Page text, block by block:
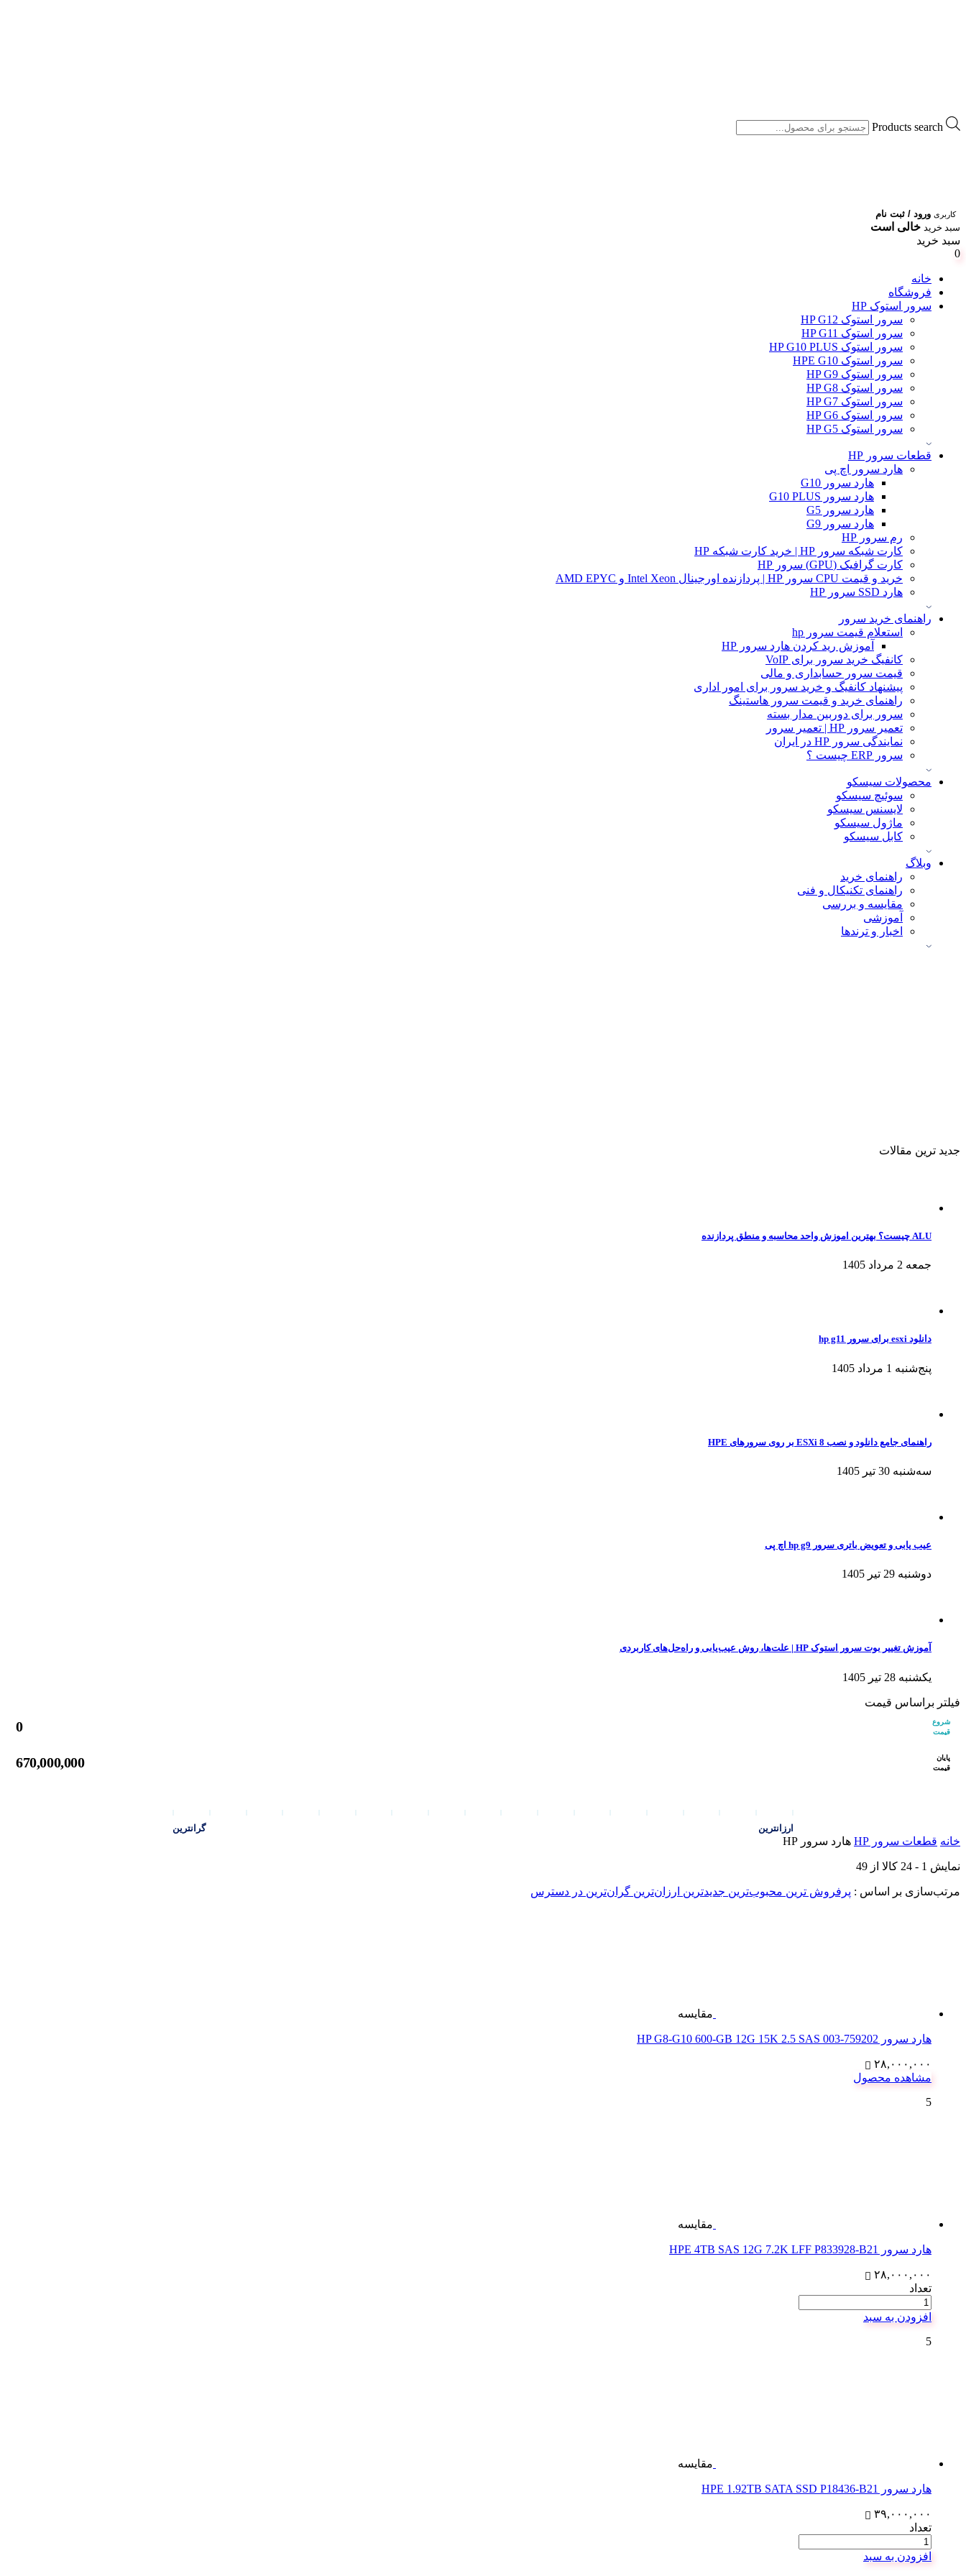
Products search
کاربری ورود / ثبت نام
سبد خرید خالی است
سبد خرید
0
خانه
فروشگاه
سرور استوک HP
سرور استوک HP G12
سرور استوک HP G11
سرور استوک HP G10 PLUS
سرور استوک HPE G10
سرور استوک HP G9
سرور استوک HP G8
سرور استوک HP G7
سرور استوک HP G6
سرور استوک HP G5
قطعات سرور HP
هارد سرور اچ پی
هارد سرور G10
هارد سرور G10 PLUS
هارد سرور G5
هارد سرور G9
رم سرور HP
کارت شبکه سرور HP | خرید کارت شبکه HP
کارت گرافیک (GPU) سرور HP
خرید و قیمت CPU سرور HP | پردازنده اورجینال Intel Xeon و AMD EPYC
هارد SSD سرور HP
راهنمای خرید سرور
استعلام قیمت سرور hp
آموزش ريد كردن هارد سرور HP
کانفیگ خرید سرور برای VoIP
قیمت سرور حسابداری و مالی
پیشنهاد کانفیگ و خرید سرور برای امور اداری
راهنمای خرید و قیمت سرور هاستینگ
سرور برای دوربین مدار بسته
تعمیر سرور HP | تعمیر سرور
نمایندگی سرور HP در ایران
سرور ERP چیست ؟
محصولات سیسکو
سوئیچ سیسکو
لایسنس سیسکو
ماژول سیسکو
کابل سیسکو
وبلاگ
راهنمای خرید
راهنمای تکنیکال و فنی
مقایسه و بررسی
آموزشی
اخبار و ترندها
جدید ترین مقالات
ALU چیست؟ بهترین اموزش واحد محاسبه و منطق پردازنده
جمعه 2 مرداد 1405
دانلود esxi برای سرور hp g11
پنج‌شنبه 1 مرداد 1405
راهنمای جامع دانلود و نصب ESXi 8 بر روی سرورهای HPE
سه‌شنبه 30 تیر 1405
عیب یابی و تعویض باتری سرور hp g9 اچ پی
دوشنبه 29 تیر 1405
آموزش تغییر بوت سرور استوک HP | علت‌ها، روش عیب‌یابی و راه‌حل‌های کاربردی
یکشنبه 28 تیر 1405
فیلتر براساس قیمت
شروع
قیمت
0
پایان
قیمت
670,000,000
ارزانترین گرانترین
خانه قطعات سرور HP هارد سرور HP
نمایش 1
-
24 کالا از 49
مرتب‌سازی بر اساس : پرفروش ترین محبوب‌ترین جدیدترین ارزان‌ترین گران‌ترین در دسترس
مقایسه
هارد سرور 759202-003 HP G8-G10 600-GB 12G 15K 2.5 SAS
۲۸,۰۰۰,۰۰۰
مشاهده محصول
5
مقایسه
هارد سرور HPE 4TB SAS 12G 7.2K LFF P833928-B21
۲۸,۰۰۰,۰۰۰
تعداد
افزودن به سبد
5
مقایسه
هارد سرور HPE 1.92TB SATA SSD P18436-B21
۳۹,۰۰۰,۰۰۰
تعداد
افزودن به سبد